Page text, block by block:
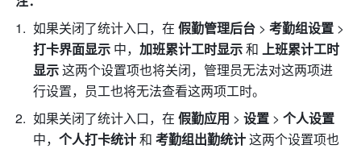
如果关闭了统计入口，在 假勤管理后台 > 考勤组设置
打卡界面显示 中，加班累计工时显示 和 上班累计工时
显示 这两个设置项也将关闭，管理员无法对这两项进
行设置，员工也将无法查看这两项工时。
如果关闭了统计入口，在 假勤应用 > 设置 >
中，个人打卡统计 和 考勤组出勤统计 这两个设置项也